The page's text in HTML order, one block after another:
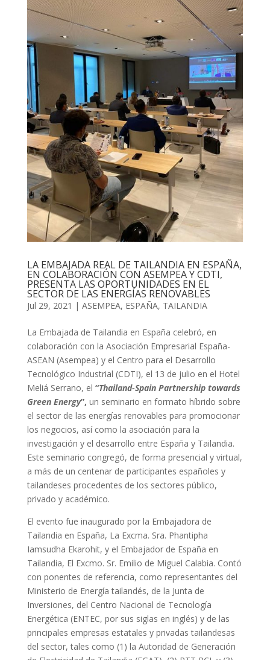
LA EMBAJADA REAL DE TAILANDIA EN ESPAÑA,
EN COLABORACIÓN CON ASEMPEA Y CDTI,
PRESENTA LAS OPORTUNIDADES EN EL
SECTOR DE LAS ENERGÍAS RENOVABLES
Jul 29, 2021 | ASEMPEA, ESPAÑA, TAILANDIA
La Embajada de Tailandia en España celebró, en
colaboración con la Asociación Empresarial España-
ASEAN (Asempea) y el Centro para el Desarrollo
Tecnológico Industrial (CDTI), el 13 de julio en el Hotel
Meliá Serrano, el “Thailand-Spain Partnership towards
Green Energy”, un seminario en formato híbrido sobre
el sector de las energías renovables para promocionar
los negocios, así como la asociación para la
investigación y el desarrollo entre España y Tailandia.
Este seminario congregó, de forma presencial y virtual,
a más de un centenar de participantes españoles y
tailandeses procedentes de los sectores público,
privado y académico.
El evento fue inaugurado por la Embajadora de
Tailandia en España, La Excma. Sra. Phantipha
Iamsudha Ekarohit, y el Embajador de España en
Tailandia, El Excmo. Sr. Emilio de Miguel Calabia. Contó
con ponentes de referencia, como representantes del
Ministerio de Energía tailandés, de la Junta de
Inversiones, del Centro Nacional de Tecnología
Energética (ENTEC, por sus siglas en inglés) y de las
principales empresas estatales y privadas tailandesas
del sector, tales como (1) la Autoridad de Generación